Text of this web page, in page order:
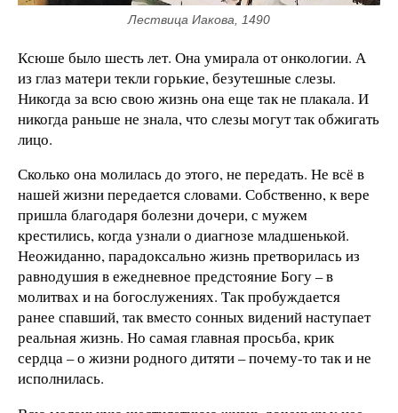
Лествица Иакова, 1490
Ксюше было шесть лет. Она умирала от онкологии. А
из глаз матери текли горькие, безутешные слезы.
Никогда за всю свою жизнь она еще так не плакала. И
никогда раньше не знала, что слезы могут так обжигать
лицо.
Сколько она молилась до этого, не передать. Не всё в
нашей жизни передается словами. Собственно, к вере
пришла благодаря болезни дочери, с мужем
крестились, когда узнали о диагнозе младшенькой.
Неожиданно, парадоксально жизнь претворилась из
равнодушия в ежедневное предстояние Богу – в
молитвах и на богослужениях. Так пробуждается
ранее спавший, так вместо сонных видений наступает
реальная жизнь. Но самая главная просьба, крик
сердца – о жизни родного дитяти – почему-то так и не
исполнилась.